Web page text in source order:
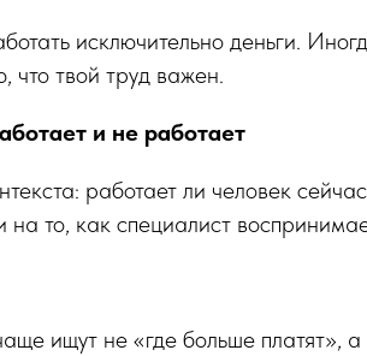
исключительно деньги.
что твой труд важен.
и не работает
работает ли человек
на то, как специалист
ищут не «где больше платят»,